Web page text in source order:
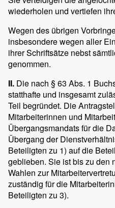
wiederholen und vertiefen
Wegen des übrigen
insbesondere wegen aller
ihrer Schriftsätze nebst
genommen.
II. Die nach § 63 Abs. 1
statthafte und insgesamt
Teil begründet. Die
Mitarbeiterinnen und
Übergangsmandats für die
Übergang der
Beteiligten zu 1) auf die
geblieben. Sie ist bis zu den
Wahlen zur
zuständig für die
Beteiligten zu 3).